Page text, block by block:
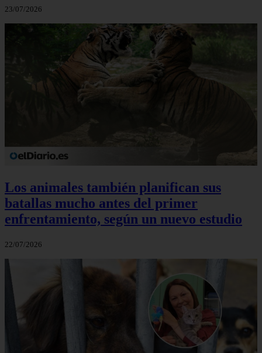
23/07/2026
Los animales también planifican sus
batallas mucho antes del primer
enfrentamiento, según un nuevo estudio
22/07/2026